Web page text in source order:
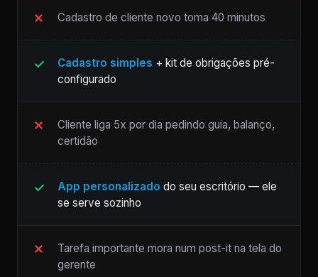
Cadastro de cliente novo toma 40 minutos
Cadastro simples + kit de obrigações pré-
configurado
Cliente liga 5x por dia pedindo guia, balanço,
certidão
App personalizado do seu escritório — ele
se serve sozinho
Tarefa importante mora num post-it na tela do
gerente